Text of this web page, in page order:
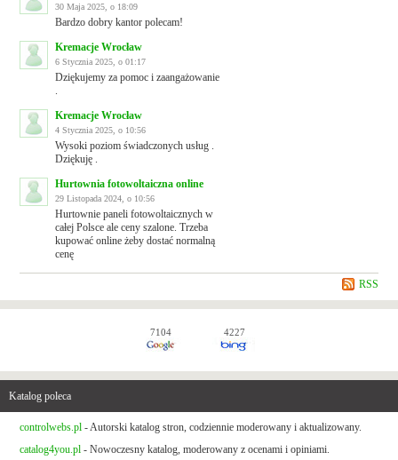
30 Maja 2025, o 18:09
Bardzo dobry kantor polecam!
Kremacje Wrocław
6 Stycznia 2025, o 01:17
Dziękujemy za pomoc i zaangażowanie
Kremacje Wrocław
4 Stycznia 2025, o 10:56
Wysoki poziom świadczonych usług .
Dziękuję .
Hurtownia fotowoltaiczna online
29 Listopada 2024, o 10:56
Hurtownie paneli fotowoltaicznych w
całej Polsce ale ceny szalone. Trzeba
kupować online żeby dostać normalną
cenę
RSS
7104 4227
Katalog poleca
controlwebs.pl - Autorski katalog stron, codziennie moderowany i aktualizowany.
catalog4you.pl - Nowoczesny katalog, moderowany z ocenami i opiniami.